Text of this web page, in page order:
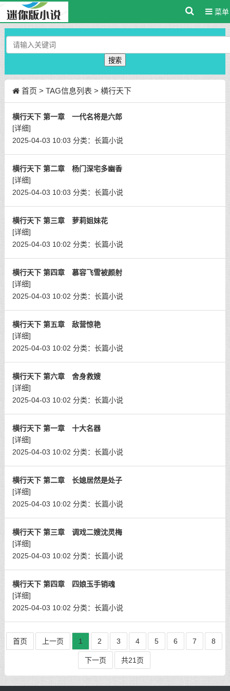
菜单
搜索
首页 > TAG信息列表 > 横行天下
横行天下 第一章 一代名将是六郎
[详细]
2025-04-03 10:03 分类： 长篇小说
横行天下 第二章 杨门深宅多幽香
[详细]
2025-04-03 10:03 分类： 长篇小说
横行天下 第三章 萝莉姐妹花
[详细]
2025-04-03 10:02 分类： 长篇小说
横行天下 第四章 慕容飞雪被颜射
[详细]
2025-04-03 10:02 分类： 长篇小说
横行天下 第五章 敌营惊艳
[详细]
2025-04-03 10:02 分类： 长篇小说
横行天下 第六章 舍身救嫂
[详细]
2025-04-03 10:02 分类： 长篇小说
横行天下 第一章 十大名器
[详细]
2025-04-03 10:02 分类： 长篇小说
横行天下 第二章 长媳居然是处子
[详细]
2025-04-03 10:02 分类： 长篇小说
横行天下 第三章 调戏二嫂沈灵梅
[详细]
2025-04-03 10:02 分类： 长篇小说
横行天下 第四章 四娘玉手销魂
[详细]
2025-04-03 10:02 分类： 长篇小说
首页 上一页 1 2 3 4 5 6 7 8
下一页 共21页